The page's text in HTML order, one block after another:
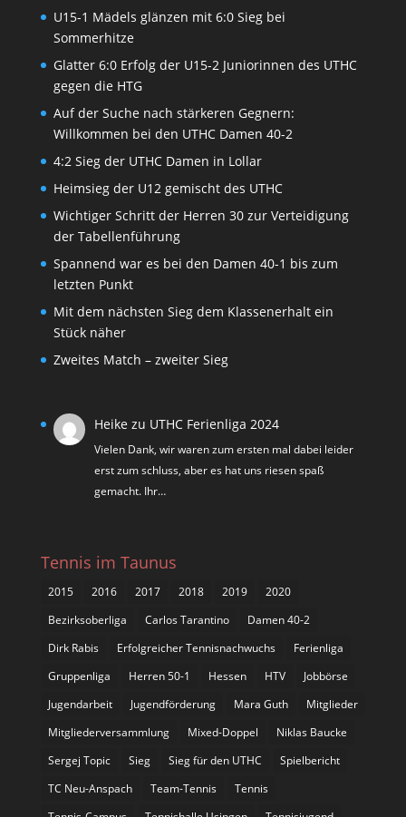
U15-1 Mädels glänzen mit 6:0 Sieg bei
Sommerhitze
Glatter 6:0 Erfolg der U15-2 Juniorinnen des UTHC
gegen die HTG
Auf der Suche nach stärkeren Gegnern:
Willkommen bei den UTHC Damen 40-2
4:2 Sieg der UTHC Damen in Lollar
Heimsieg der U12 gemischt des UTHC
Wichtiger Schritt der Herren 30 zur Verteidigung
der Tabellenführung
Spannend war es bei den Damen 40-1 bis zum
letzten Punkt
Mit dem nächsten Sieg dem Klassenerhalt ein
Stück näher
Zweites Match – zweiter Sieg
Heike zu UTHC Ferienliga 2024
Vielen Dank, wir waren zum ersten mal dabei leider
erst zum schluss, aber es hat uns riesen spaß
gemacht. Ihr…
Tennis im Taunus
2015 2016 2017 2018 2019
2020
Bezirksoberliga
Carlos Tarantino
Damen 40-2
Dirk Rabis
Erfolgreicher Tennisnachwuchs
Ferienliga
Gruppenliga
Herren 50-1 Hessen HTV
Jobbörse
Jugendarbeit
Jugendförderung Mara Guth
Mitglieder
Mitgliederversammlung
Mixed-Doppel
Niklas Baucke
Sergej Topic
Sieg Sieg für den UTHC
Spielbericht
TC Neu-Anspach
Team-Tennis
Tennis